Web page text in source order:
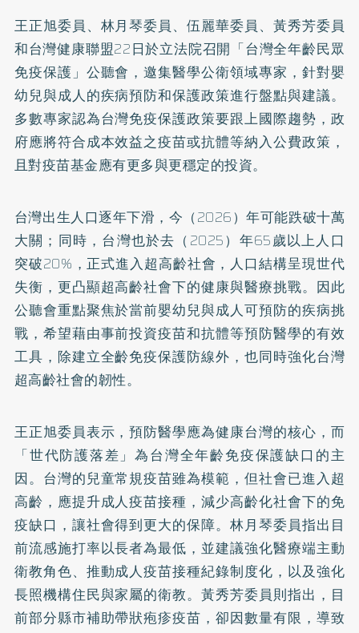
王正旭委員、林月琴委員、伍麗華委員、黃秀芳委員
和台灣健康聯盟22日於立法院召開「台灣全年齡民眾
免疫保護」公聽會，邀集醫學公衛領域專家，針對嬰
幼兒與成人的疾病預防和保護政策進行盤點與建議。
多數專家認為台灣免疫保護政策要跟上國際趨勢，政
府應將符合成本效益之疫苗或抗體等納入公費政策，
且對疫苗基金應有更多與更穩定的投資。
台灣出生人口逐年下滑，今（2026）年可能跌破十萬
大關；同時，台灣也於去（2025）年65歲以上人口
突破20%，正式進入超高齡社會，人口結構呈現世代
失衡，更凸顯超高齡社會下的健康與醫療挑戰。因此
公聽會重點聚焦於當前嬰幼兒與成人可預防的疾病挑
戰，希望藉由事前投資疫苗和抗體等預防醫學的有效
工具，除建立全齡免疫保護防線外，也同時強化台灣
超高齡社會的韌性。
王正旭委員表示，預防醫學應為健康台灣的核心，而
「世代防護落差」為台灣全年齡免疫保護缺口的主
因。台灣的兒童常規疫苗雖為模範，但社會已進入超
高齡，應提升成人疫苗接種，減少高齡化社會下的免
疫缺口，讓社會得到更大的保障。林月琴委員指出目
前流感施打率以長者為最低，並建議強化醫療端主動
衛教角色、推動成人疫苗接種紀錄制度化，以及強化
長照機構住民與家屬的衛教。黃秀芳委員則指出，目
前部分縣市補助帶狀疱疹疫苗，卻因數量有限，導致